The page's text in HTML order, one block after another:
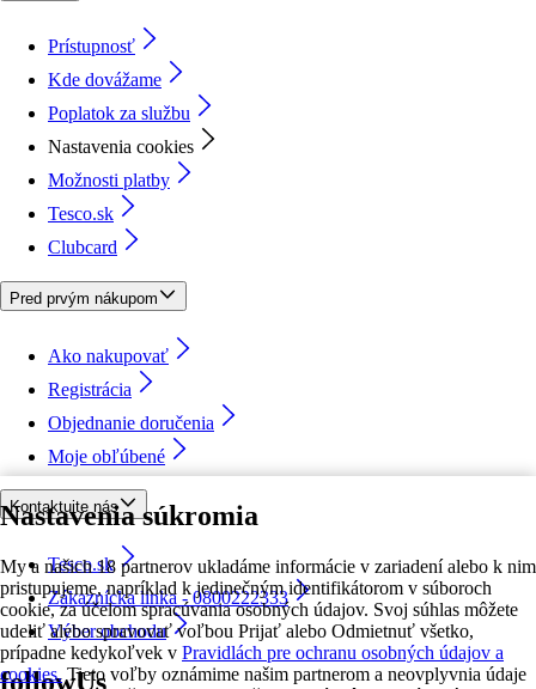
Nastavenia súkromia
My a našich 18 partnerov ukladáme informácie v zariadení alebo k nim
pristupujeme, napríklad k jedinečným identifikátorom v súboroch
cookie, za účelom spracúvania osobných údajov. Svoj súhlas môžete
udeliť alebo spravovať voľbou Prijať alebo Odmietnuť všetko,
prípadne kedykoľvek v Pravidlách pre ochranu osobných údajov a
cookies. Tieto voľby oznámime našim partnerom a neovplyvnia údaje
Prístupnosť
Kde dovážame
Poplatok za službu
Nastavenia cookies
Možnosti platby
Tesco.sk
Clubcard
Pred prvým nákupom
Ako nakupovať
Registrácia
Objednanie doručenia
Moje obľúbené
Kontaktujte nás
Tesco.sk
Zákaznícka linka - 0800222333
Výber obchodu
followUs